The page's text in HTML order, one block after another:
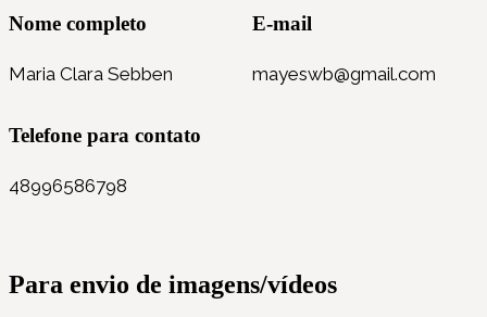
Nome completo
Maria Clara Sebben
Telefone para contato
48996586798
E-mail
mayeswb@gmail.com
Para envio de imagens/vídeos